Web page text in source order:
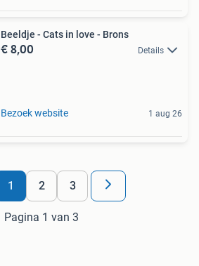
Beeldje - Cats in love - Brons
€ 8,00 Details
Bezoek website 1 aug 26
1 2 3
Pagina 1 van 3